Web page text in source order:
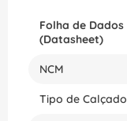
Folha de Dados
(Datasheet)
NCM
Tipo de Calçado